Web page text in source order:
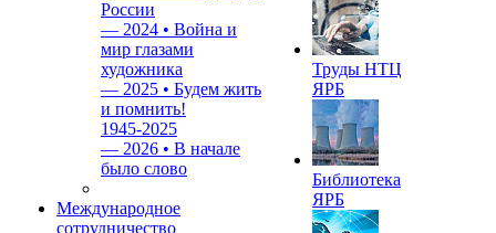
России
— 2024 • Война и
мир глазами
художника
— 2025 • Будем жить
и помнить!
1945-2025
— 2026 • В начале
было слово
Международное
сотрудничество
Труды НТЦ
ЯРБ
Библиотека
ЯРБ